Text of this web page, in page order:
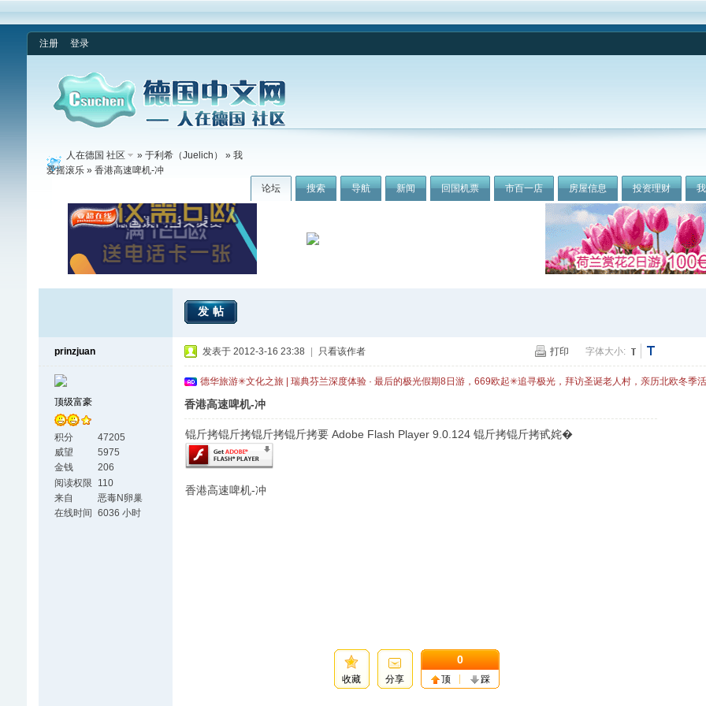
注册 登录
论坛 搜索 导航 新闻 回国机票 市百一店 房屋信息 投资理财
人在德国 社区 » 于利希（Juelich） » 我
爱摇滚乐» 香港高速啤机-冲
发帖
prinzjuan
顶级富豪
积分
47205
威望
5975
金钱
206
阅读权限
110
来自
恶毒N卵巢
在线时间
6036 小时
打印 字体大小:
发表于 2012-3-16 23:38 只看该作者
德华旅游✳文化之旅 | 瑞典芬兰深度体验 · 最后的极光假期8日游，669欧起✳追寻极光，拜访圣诞老人村，亲历北欧冬季
香港高速啤机-冲
锟斤拷锟斤拷锟斤拷锟斤拷要 Adobe Flash Player 9.0.124 锟斤拷锟斤拷甙姹�
香港高速啤机-冲
收藏 分享
0
顶 踩